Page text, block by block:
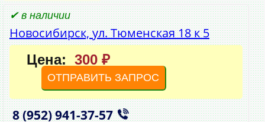
✔ в наличии
Новосибирск, ул. Тюменская 18 к 5
Цена: 300 ₽
ОТПРАВИТЬ ЗАПРОС
8 (952)941‑37‑57 ,